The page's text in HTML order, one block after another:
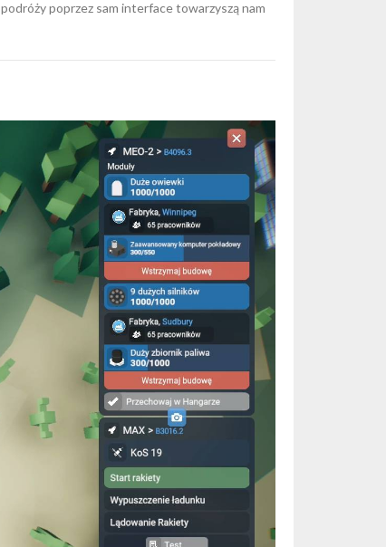
poprzez sam interface towarzyszą nam